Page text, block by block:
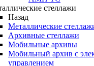
стеллажи
Назад
Металлические
Архивные стеллажи
Мобильные архивы
Мобильный архив с
управлением